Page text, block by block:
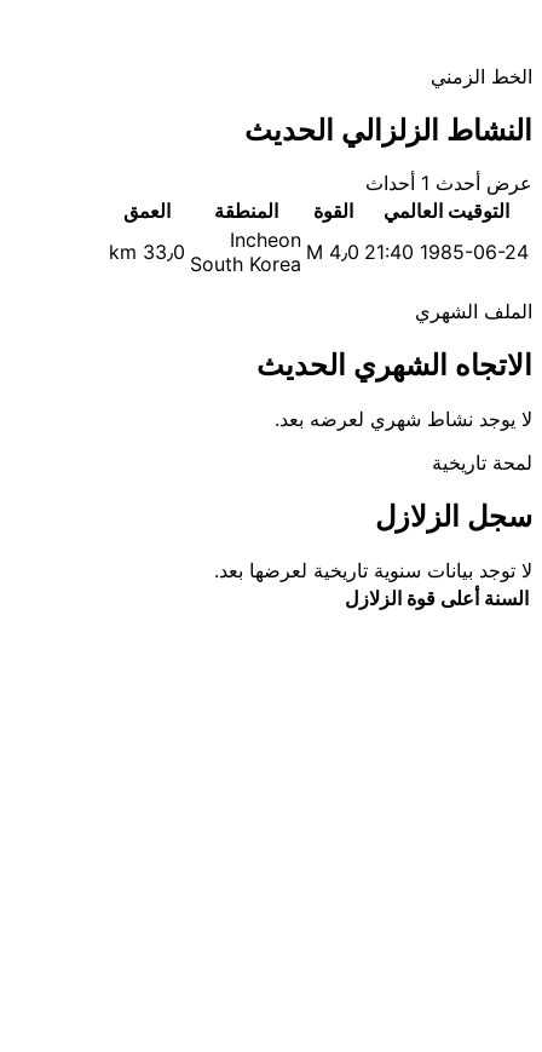
الخط الزمني
النشاط الزلزالي الحديث
عرض أحدث 1 أحداث
التوقيت العالمي
القوة المنطقة
العمق
1985-06-24 21:40
M 4٫0 Incheon
South Korea 33٫0 km
الملف الشهري
الاتجاه الشهري الحديث
لا يوجد نشاط شهري لعرضه بعد.
لمحة تاريخية
سجل الزلازل
لا توجد بيانات سنوية تاريخية لعرضها بعد.
السنة أعلى قوة الزلازل